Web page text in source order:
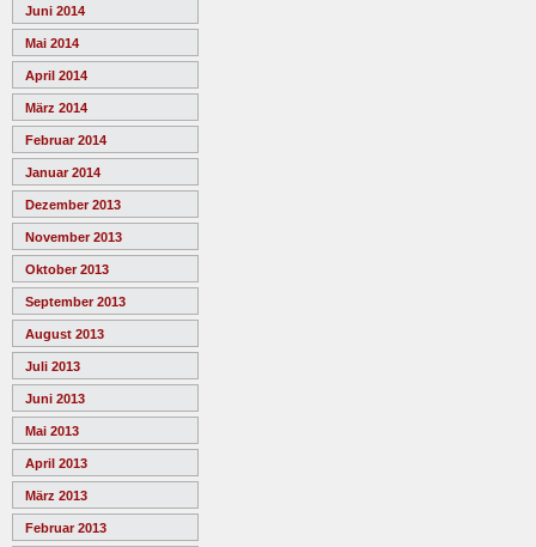
Juni 2014
Mai 2014
April 2014
März 2014
Februar 2014
Januar 2014
Dezember 2013
November 2013
Oktober 2013
September 2013
August 2013
Juli 2013
Juni 2013
Mai 2013
April 2013
März 2013
Februar 2013